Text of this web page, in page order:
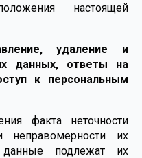
настоящей
удаление и
данных, ответы на
к персональным
факта неточности
неправомерности их
данные подлежат их